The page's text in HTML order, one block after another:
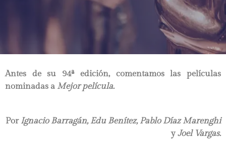
Antes de su 94ª edición, comentamos las películas
nominadas a Mejor película.
Por Ignacio Barragán, Edu Benítez, Pablo Díaz Marenghi
y Joel Vargas.